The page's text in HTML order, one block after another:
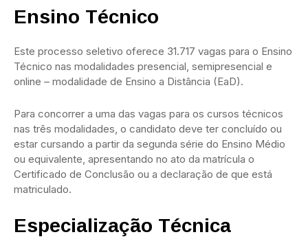
Ensino Técnico
Este processo seletivo oferece 31.717 vagas para o Ensino
Técnico nas modalidades presencial, semipresencial e
online – modalidade de Ensino a Distância (EaD).
Para concorrer a uma das vagas para os cursos técnicos
nas três modalidades, o candidato deve ter concluído ou
estar cursando a partir da segunda série do Ensino Médio
ou equivalente, apresentando no ato da matrícula o
Certificado de Conclusão ou a declaração de que está
matriculado.
Especialização Técnica